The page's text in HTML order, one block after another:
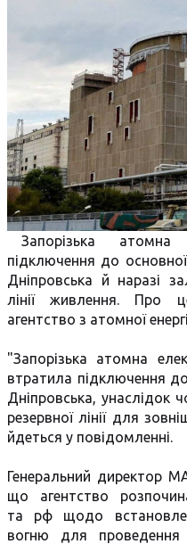
Запорізька атомна
підключення до основної
Дніпровська й наразі
лінії живлення. Про
агентство з атомної
"Запорізька атомна
втратила підключення до
Дніпровська, унаслідок
резервної лінії для
йдеться у повідомленні.
Генеральний директор
що агентство
та рф щодо
вогню для проведення